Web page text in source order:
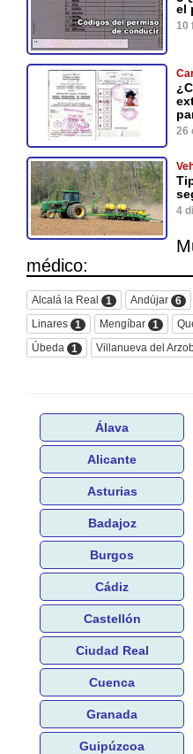
el
10
26
4
médico:
Alcalá la Real 1 Andújar 6
Linares 1 Mengíbar 1
Úbeda
1 Villanueva del
Álava
Alicante
Asturias
Badajoz
Burgos
Cádiz
Castellón
Ciudad Real
Cuenca
Granada
Guipúzcoa